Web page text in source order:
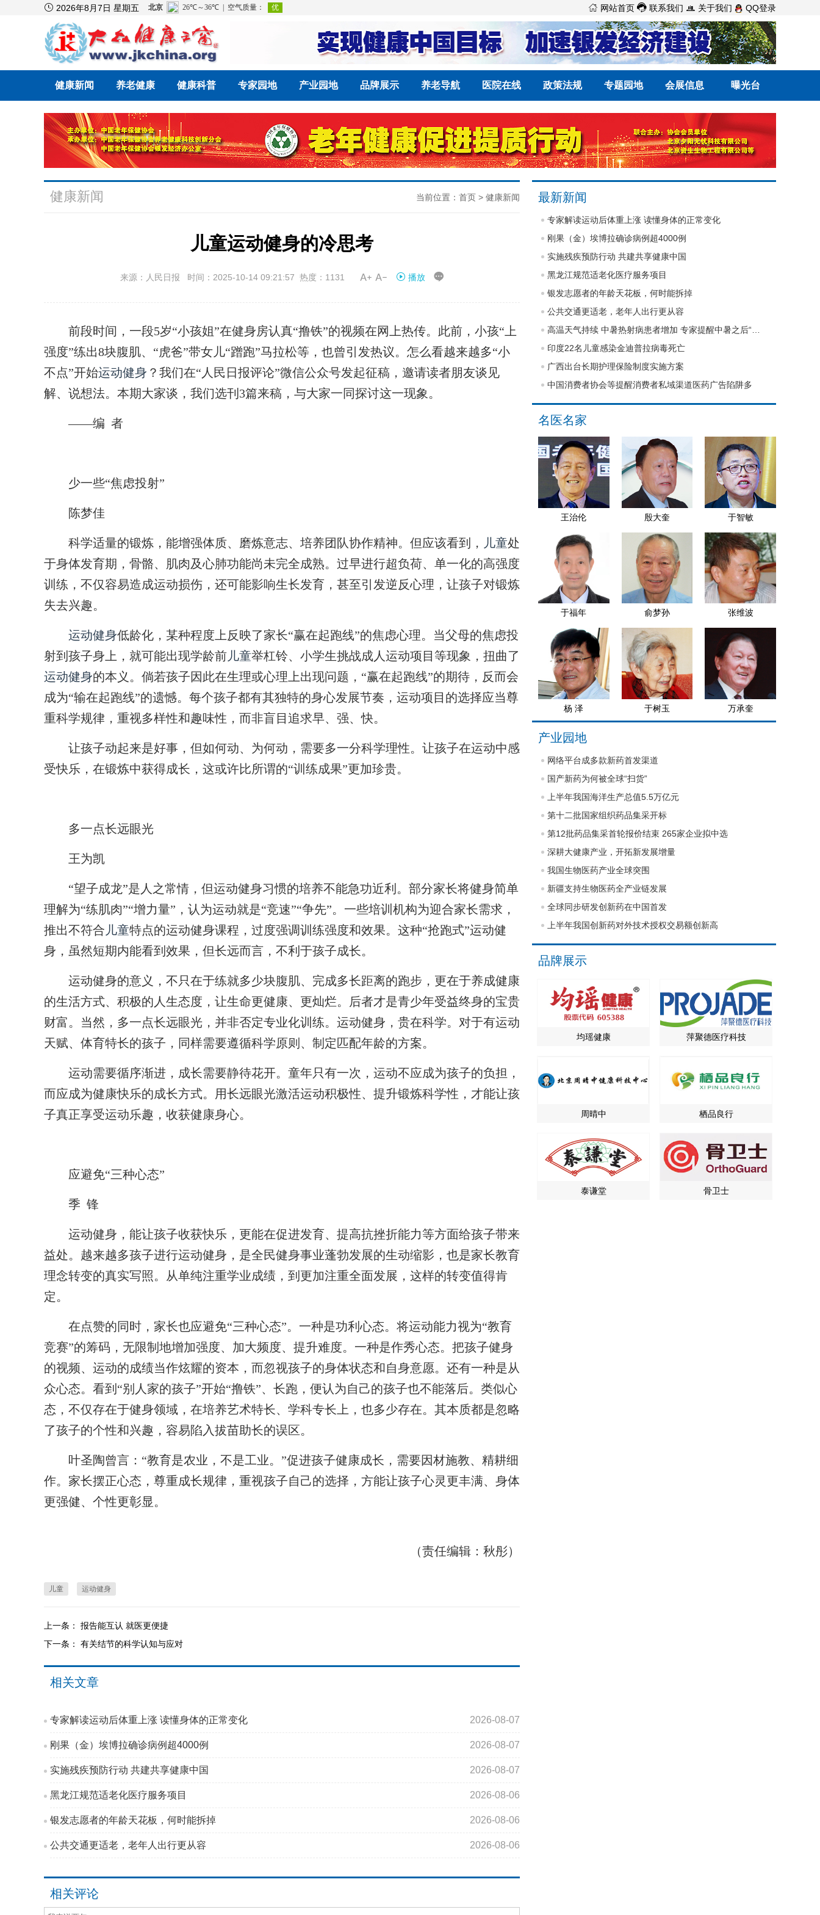
 2026年8月7日 星期五  网站首页  联系我们  关于我们 QQ登录
健康新闻 养老健康 健康科普 专家园地 产业园地 品牌展示 养老导航 医院在线 政策法规 专题园地 会展信息 曝光台
健康新闻 当前位置： 首页 > 健康新闻
儿童运动健身的冷思考
来源：人民日报 时间：2025-10-14 09:21:57 热度：1131  播放 
前段时间，一段5岁“小孩姐”在健身房认真“撸铁”的视频在网上热传。此前，小孩“上
强度”练出8块腹肌、“虎爸”带女儿“蹭跑”马拉松等，也曾引发热议。怎么看越来越多“小
不点”开始运动健身 ？我们在“人民日报评论”微信公众号发起征稿，邀请读者朋友谈见
解、说想法。本期大家谈，我们选刊3篇来稿，与大家一同探讨这一现象。
——编 者
少一些“焦虑投射”
陈梦佳
科学适量的锻炼，能增强体质、磨炼意志、培养团队协作精神。但应该看到， 儿童处
于身体发育期，骨骼、肌肉及心肺功能尚未完全成熟。过早进行超负荷、单一化的高强度
训练，不仅容易造成运动损伤，还可能影响生长发育，甚至引发逆反心理，让孩子对锻炼
失去兴趣。
运动健身低龄化，某种程度上反映了家长“赢在起跑线”的焦虑心理。当父母的焦虑投
射到孩子身上，就可能出现学龄前儿童举杠铃、小学生挑战成人运动项目等现象，扭曲了
运动健身的本义。倘若孩子因此在生理或心理上出现问题，“赢在起跑线”的期待，反而会
成为“输在起跑线”的遗憾。每个孩子都有其独特的身心发展节奏，运动项目的选择应当尊
重科学规律，重视多样性和趣味性，而非盲目追求早、强、快。
让孩子动起来是好事，但如何动、为何动，需要多一分科学理性。让孩子在运动中感
受快乐，在锻炼中获得成长，这或许比所谓的“训练成果”更加珍贵。
多一点长远眼光
王为凯
“望子成龙”是人之常情，但运动健身习惯的培养不能急功近利。部分家长将健身简单
理解为“练肌肉”“增力量”，认为运动就是“竞速”“争先”。一些培训机构为迎合家长需求，
推出不符合 儿童特点的运动健身课程，过度强调训练强度和效果。这种“抢跑式”运动健
身，虽然短期内能看到效果，但长远而言，不利于孩子成长。
运动健身的意义，不只在于练就多少块腹肌、完成多长距离的跑步，更在于养成健康
的生活方式、积极的人生态度，让生命更健康、更灿烂。后者才是青少年受益终身的宝贵
财富。当然，多一点长远眼光，并非否定专业化训练。运动健身，贵在科学。对于有运动
天赋、体育特长的孩子，同样需要遵循科学原则、制定匹配年龄的方案。
运动需要循序渐进，成长需要静待花开。童年只有一次，运动不应成为孩子的负担，
而应成为健康快乐的成长方式。用长远眼光激活运动积极性、提升锻炼科学性，才能让孩
子真正享受运动乐趣，收获健康身心。
应避免“三种心态”
季 锋
运动健身，能让孩子收获快乐，更能在促进发育、提高抗挫折能力等方面给孩子带来
益处。越来越多孩子进行运动健身，是全民健身事业蓬勃发展的生动缩影，也是家长教育
理念转变的真实写照。从单纯注重学业成绩，到更加注重全面发展，这样的转变值得肯
定。
在点赞的同时，家长也应避免“三种心态”。一种是功利心态。将运动能力视为“教育
竞赛”的筹码，无限制地增加强度、加大频度、提升难度。一种是作秀心态。把孩子健身
的视频、运动的成绩当作炫耀的资本，而忽视孩子的身体状态和自身意愿。还有一种是从
众心态。看到“别人家的孩子”开始“撸铁”、长跑，便认为自己的孩子也不能落后。类似心
态，不仅存在于健身领域，在培养艺术特长、学科专长上，也多少存在。其本质都是忽略
了孩子的个性和兴趣，容易陷入拔苗助长的误区。
叶圣陶曾言：“教育是农业，不是工业。”促进孩子健康成长，需要因材施教、精耕细
作。家长摆正心态，尊重成长规律，重视孩子自己的选择，方能让孩子心灵更丰满、身体
更强健、个性更彰显。
（责任编辑：秋彤）
儿童 运动健身
上一条： 报告能互认 就医更便捷
下一条： 有关结节的科学认知与应对
相关文章
专家解读运动后体重上涨 读懂身体的正常变化 2026-08-07
刚果（金）埃博拉确诊病例超4000例 2026-08-07
实施残疾预防行动 共建共享健康中国 2026-08-07
黑龙江规范适老化医疗服务项目 2026-08-06
银发志愿者的年龄天花板，何时能拆掉 2026-08-06
公共交通更适老，老年人出行更从容 2026-08-06
相关评论
最新新闻
专家解读运动后体重上涨 读懂身体的正常变化
刚果（金）埃博拉确诊病例超4000例
实施残疾预防行动 共建共享健康中国
黑龙江规范适老化医疗服务项目
银发志愿者的年龄天花板，何时能拆掉
公共交通更适老，老年人出行更从容
印度22名儿童感染金迪普拉病毒死亡
广西出台长期护理保险制度实施方案
中国消费者协会等提醒消费者私域渠道医药广告陷阱多
名医名家
王治伦 殷大奎 于智敏
于福年 俞梦孙 张维波
杨 泽 于树玉 万承奎
产业园地
网络平台成多款新药首发渠道
国产新药为何被全球“扫货”
上半年我国海洋生产总值5.5万亿元
第十二批国家组织药品集采开标
第12批药品集采首轮报价结束 265家企业拟中选
深耕大健康产业，开拓新发展增量
我国生物医药产业全球突围
新疆支持生物医药全产业链发展
全球同步研发创新药在中国首发
上半年我国创新药对外技术授权交易额创新高
品牌展示
均瑶健康 萍聚德医疗科技
周晴中 栖品良行
泰谦堂 骨卫士